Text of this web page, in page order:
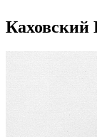
Каховский